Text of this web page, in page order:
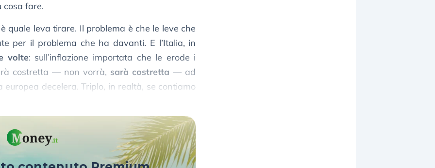
cosa fare.
quale leva tirare. Il problema è che le leve che
per il problema che ha davanti. E l’Italia, in
volte: sull’inflazione importata che le erode i
costretta — non vorrà, sarà costretta — ad
europea decelera. Triplo, in realtà, se contiamo